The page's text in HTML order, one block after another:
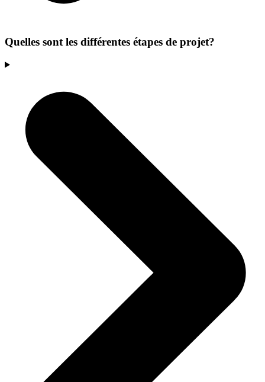
Quelles sont les différentes étapes de projet?